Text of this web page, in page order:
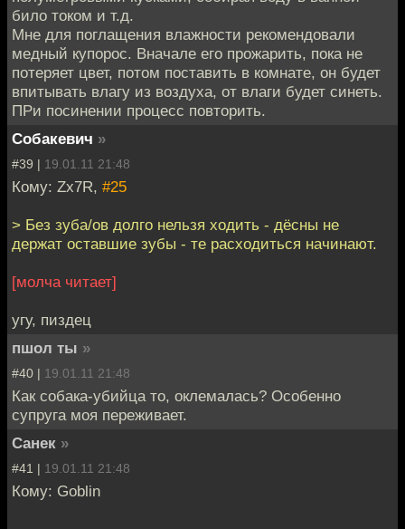
било током и т.д.
Мне для поглащения влажности рекомендовали
медный купорос. Вначале его прожарить, пока не
потеряет цвет, потом поставить в комнате, он будет
впитывать влагу из воздуха, от влаги будет синеть.
ПРи посинении процесс повторить.
Собакевич »
#39 | 19.01.11 21:48
Кому: Zx7R, #25
> Без зуба/ов долго нельзя ходить - дёсны не
держат оставшие зубы - те расходиться начинают.
[молча читает]
угу, пиздец
пшол ты »
#40 | 19.01.11 21:48
Как собака-убийца то, оклемалась? Особенно
супруга моя переживает.
Санек »
#41 | 19.01.11 21:48
Кому: Goblin